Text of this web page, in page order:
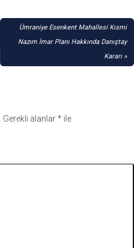
Ümraniye Esenkent Mahallesi Kısmi
Nazım İmar Planı Hakkında Danıştay
Kararı
Gerekli alanlar* ile